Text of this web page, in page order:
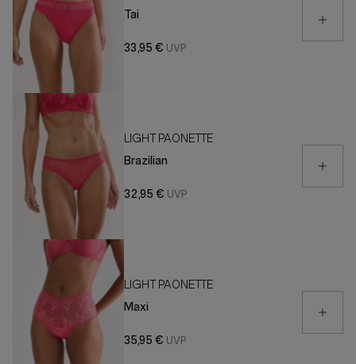
Tai
33,95 €
LIGHT PAONETTE
Brazilian
32,95 €
LIGHT PAONETTE
Maxi
35,95 €